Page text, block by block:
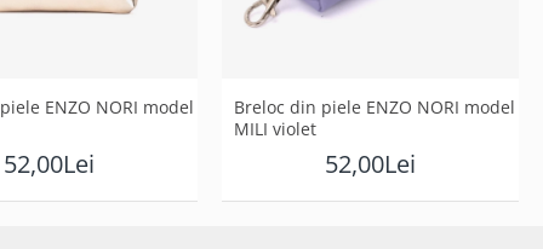
ENZO NORI model
52,00Lei
Breloc din piele ENZO NORI model
MILI violet
52,00Lei